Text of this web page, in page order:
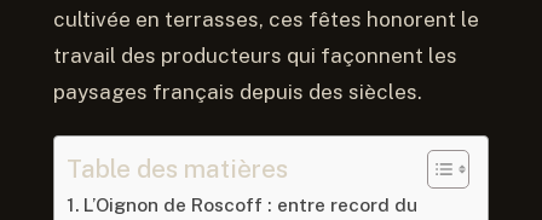
cultivée en terrasses, ces fêtes honorent le
travail des producteurs qui façonnent les
paysages français depuis des siècles.
Table des matières
L’Oignon de Roscoff : entre record du